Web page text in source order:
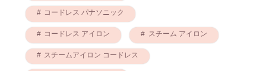
コードレス パナソニック
コードレス アイロン スチーム アイロン
スチームアイロン コードレス